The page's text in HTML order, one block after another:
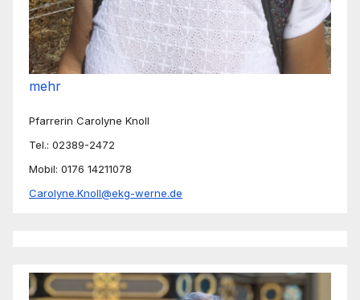
mehr
Pfarrerin Carolyne Knoll
Tel.: 02389-2472
Mobil: 0176 14211078
Carolyne.Knoll@ekg-werne.de